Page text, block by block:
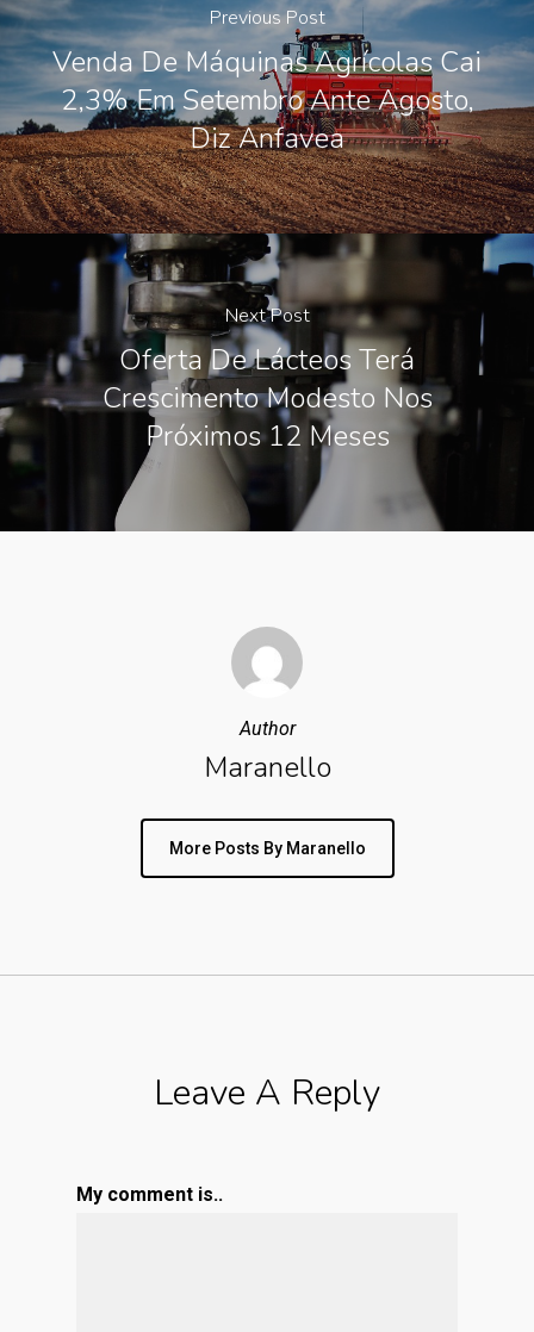
Previous Post
Venda De Máquinas Agrícolas Cai
2,3% Em Setembro Ante Agosto,
Diz Anfavea
Next Post
Oferta De Lácteos Terá
Crescimento Modesto Nos
Próximos 12 Meses
Author
Maranello
More Posts By Maranello
Leave A Reply
My comment is..